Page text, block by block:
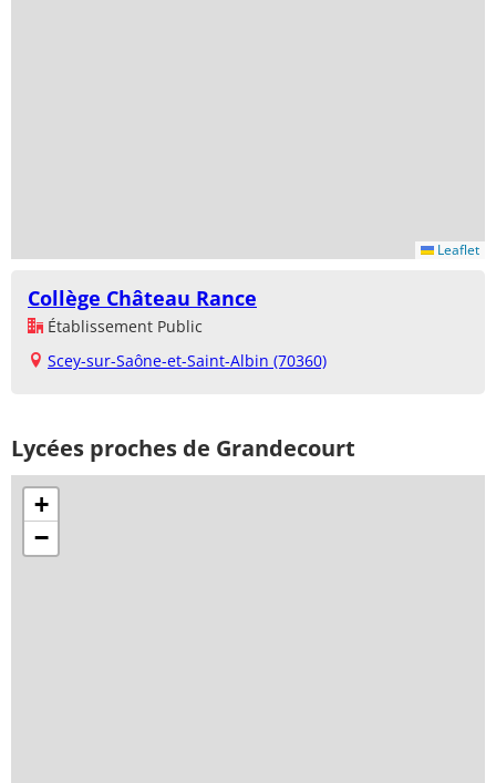
Leaflet
Collège Château Rance
Établissement Public
Scey-sur-Saône-et-Saint-Albin (70360)
Lycées proches de Grandecourt
+
−